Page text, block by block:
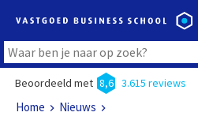
Beoordeeld met 8,6 3.615 reviews
Home
Nieuws